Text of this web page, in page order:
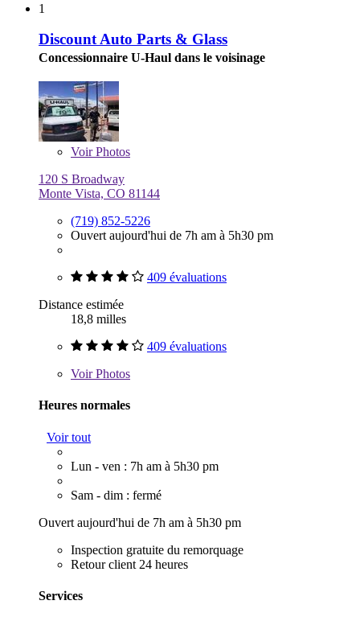
1
Discount Auto Parts & Glass
Concessionnaire U-Haul dans le voisinage
VoirPhotos
120 S Broadway
Monte Vista, CO 81144
(719) 852-5226
Ouvert aujourd'hui de 7h am à 5h30 pm
409 évaluations
Distance estimée
18,8 milles
409 évaluations
VoirPhotos
Heures normales
Voir tout
Lun - ven : 7h am à 5h30 pm
Sam - dim : fermé
Ouvert aujourd'hui de 7h am à 5h30 pm
Inspection gratuite du remorquage
Retour client 24 heures
Services